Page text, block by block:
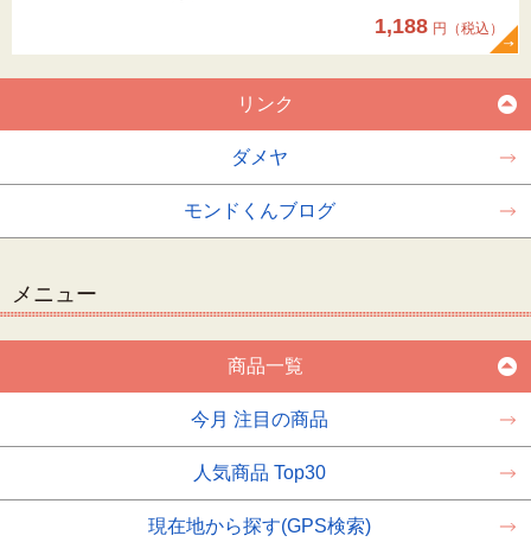
1,188 円（税込）
リンク
ダメヤ
モンドくんブログ
メニュー
商品一覧
今月 注目の商品
人気商品 Top30
現在地から探す(GPS検索)